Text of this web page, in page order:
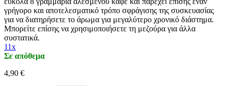
γρήγορο και αποτελεσματικό τρόπο σφράγισης της συσκευασίας
για να διατηρήσετε το άρωμα για μεγαλύτερο χρονικό διάστημα.
Μπορείτε επίσης να χρησιμοποιήσετε τη μεζούρα για άλλα
συστατικά.
11x
Σε απόθεμα
4,90 €